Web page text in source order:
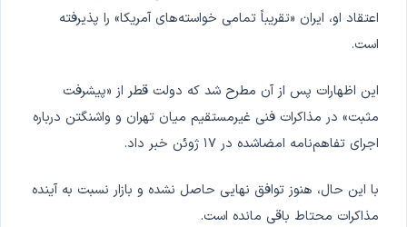
اعتقاد او، ایران «تقریباً تمامی خواسته‌های آمریکا» را پذیرفته
است.
این اظهارات پس از آن مطرح شد که دولت قطر از «پیشرفت
مثبت» در مذاکرات فنی غیرمستقیم میان تهران و واشنگتن درباره
اجرای تفاهم‌نامه امضاشده در ۱۷ ژوئن خبر داد.
با این حال، هنوز توافق نهایی حاصل نشده و بازار نسبت به آینده
مذاکرات محتاط باقی مانده است.